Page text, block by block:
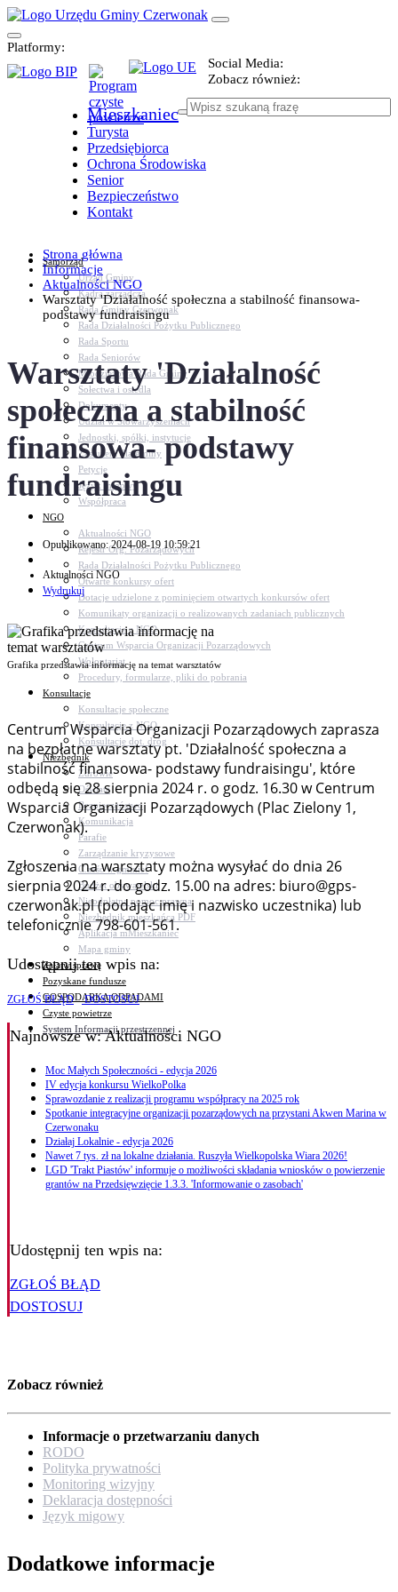
Platformy:
Social Media:
Zobacz również:
Mieszkaniec
Turysta
Przedsiębiorca
Ochrona Środowiska
Senior
Bezpieczeństwo
Kontakt
Samorząd
Urząd Gminy
Kadra zarządcza
Rada Gminy Czerwonak
Rada Działalności Pożytku Publicznego
Rada Sportu
Rada Seniorów
Młodzieżowa Rada Gminy
Sołectwa i osiedla
Dokumenty
Udział w Stowarzyszeniach
Jednostki, spółki, instytucje
Zasłużeni dla gminy
Petycje
Język migowy
Współpraca
NGO
Aktualności NGO
Rejestr Org. Pozarządowych
Rada Działalności Pożytku Publicznego
Otwarte konkursy ofert
Dotacje udzielone z pominięciem otwartych konkursów ofert
Komunikaty organizacji o realizowanych zadaniach publicznych
Konsultacje z NGO
Centrum Wsparcia Organizacji Pozarządowych
Wolontariat
Procedury, formularze, pliki do pobrania
Konsultacje
Konsultacje społeczne
Konsultacje z NGO
Konsultacje dot. dróg
Niezbędnik
Zdrowie
Oświata
Bezpieczeństwo
Komunikacja
Parafie
Zarządzanie kryzysowe
C.ześć w gminie!
Budżet obywatelski
Nieodpłatna pomoc prawna
Niezbędnik mieszkańca PDF
Aplikacja mMieszkaniec
Mapa gminy
Załatw sprawę
Pozyskane fundusze
GOSPODARKA ODPADAMI
Czyste powietrze
System Informacji przestrzennej
Strona główna
Informacje
Aktualności NGO
Warsztaty 'Działalność społeczna a stabilność finansowa-
podstawy fundraisingu
Warsztaty 'Działalność
społeczna a stabilność
finansowa- podstawy
fundraisingu
Opublikowano: 2024-08-19 10:59:21
Aktualności NGO
Wydrukuj
Grafika przedstawia informację na temat warsztatów
Centrum Wsparcia Organizacji Pozarządowych zaprasza
na bezpłatne warsztaty pt. 'Działalność społeczna a
stabilność finansowa- podstawy fundraisingu', które
odbędą się 28 sierpnia 2024 r. o godz. 16.30 w Centrum
Wsparcia Organizacji Pozarządowych (Plac Zielony 1,
Czerwonak).
Zgłoszenia na warsztaty można wysyłać do dnia 26
sierpnia 2024 r. do godz. 15.00 na adres: biuro@gps-
czerwonak.pl (podając imię i nazwisko uczestnika) lub
telefonicznie 798-601-561.
Udostępnij ten wpis na:
ZGŁOŚ BŁĄD DOSTOSUJ
Najnowszew: Aktualności NGO
Moc Małych Społeczności - edycja 2026
IV edycja konkursu WielkoPolka
Sprawozdanie z realizacji programu współpracy na 2025 rok
Spotkanie integracyjne organizacji pozarządowych na przystani Akwen Marina w
Czerwonaku
Działaj Lokalnie - edycja 2026
Nawet 7 tys. zł na lokalne działania. Ruszyła Wielkopolska Wiara 2026!
LGD 'Trakt Piastów' informuje o możliwości składania wniosków o powierzenie
grantów na Przedsięwzięcie 1.3.3. 'Informowanie o zasobach'
Udostępnij ten wpis na:
ZGŁOŚ BŁĄD
DOSTOSUJ
Zobacz również
Informacje o przetwarzaniu danych
RODO
Polityka prywatności
Monitoring wizyjny
Deklaracja dostępności
Język migowy
Dodatkowe informacje